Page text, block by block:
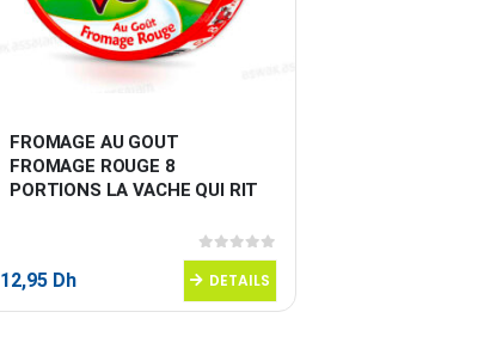
FROMAGE AU GOUT
FROMAGE ROUGE 8
PORTIONS LA VACHE QUI RIT
0sur 5
12,95 Dh DETAILS